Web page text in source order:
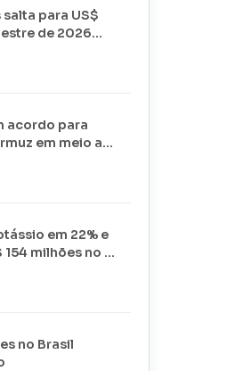
para US$
de 2026
acordo para
em meio a
em 22% e
milhões no 2º
no Brasil